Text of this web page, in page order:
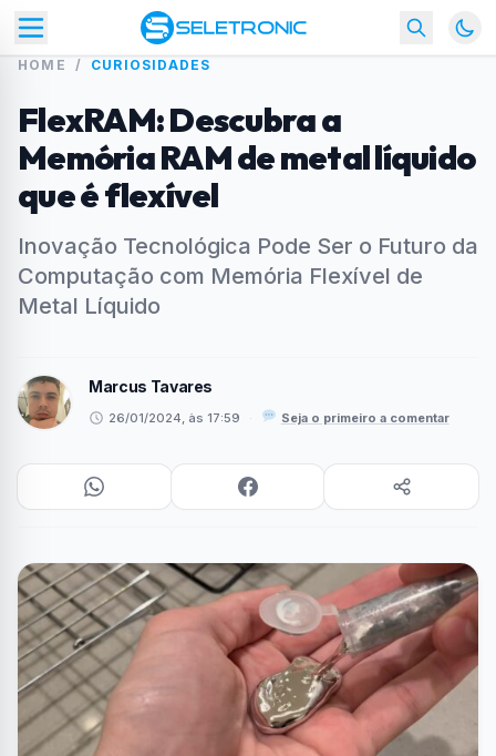
HOME / CURIOSIDADES
FlexRAM: Descubra a
Memória RAM de metal líquido
que é flexível
Inovação Tecnológica Pode Ser o Futuro da
Computação com Memória Flexível de
Metal Líquido
Marcus Tavares
26/01/2024, às 17:59 · Seja o primeiro a comentar